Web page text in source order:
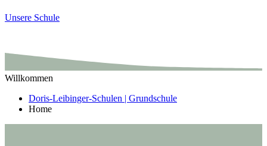
Unsere Schule
Willkommen
Doris-Leibinger-Schulen | Grundschule
Home